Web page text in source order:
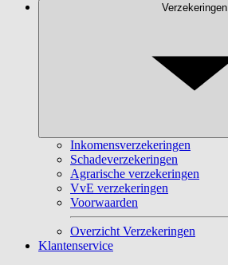
Verzekeringen
Inkomensverzekeringen
Schadeverzekeringen
Agrarische verzekeringen
VvE verzekeringen
Voorwaarden
Overzicht Verzekeringen
Klantenservice